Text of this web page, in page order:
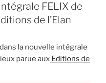
FELIX de
de l’Elan
la nouvelle intégrale
parue aux Editions de